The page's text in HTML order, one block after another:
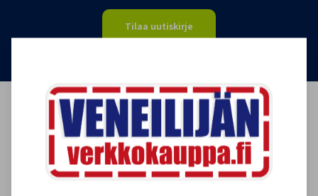
Tilaa uutiskirje